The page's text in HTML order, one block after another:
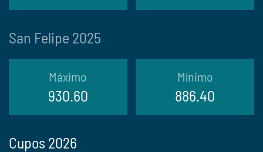
San Felipe 2025
Máximo
930.60
Mínimo
886.40
Cupos 2026